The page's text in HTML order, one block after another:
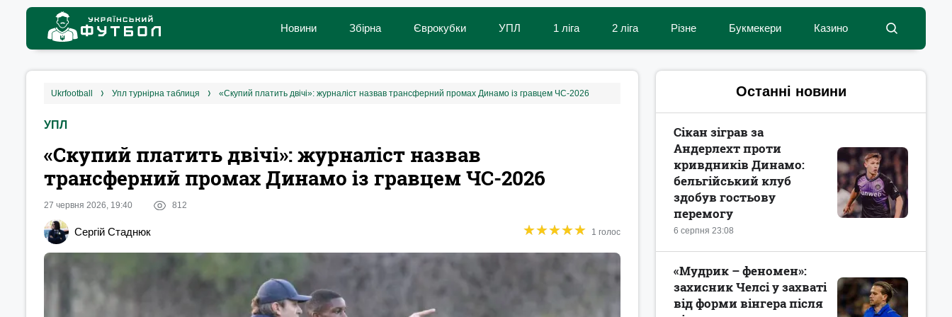
Новини Збірна Єврокубки УПЛ 1 ліга 2 ліга Різне Букмекери Казино
ukrfootball упл турнірна таблиця «Скупий платить двічі»: журналіст назвав трансферний промах Динамо із гравцем ЧС-2026
УПЛ
«Скупий платить двічі»: журналіст назвав
трансферний промах Динамо із гравцем ЧС-2026
27 червня 2026, 19:40 812
Сергій Стаднюк ★★★★★
★★★★★ 1 голос
Останні новини
6 серпня 23:08
Сікан зіграв за
Андерлехт проти
кривдників Динамо:
бельгійський клуб
здобув гостьову
перемогу
«Мудрик – феномен»:
захисник Челсі у захваті
від форми вінгера після